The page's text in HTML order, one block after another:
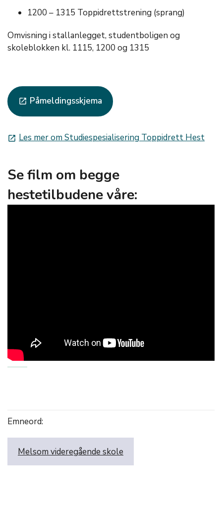
1200 – 1315 Toppidrettstrening (sprang)
Omvisning i stallanlegget, studentboligen og
skoleblokken kl. 1115, 1200 og 1315
launch Påmeldingsskjema
launch Les mer om Studiespesialisering Toppidrett Hest
Se film om begge
hestetilbudene våre:
Emneord:
Melsom videregående skole